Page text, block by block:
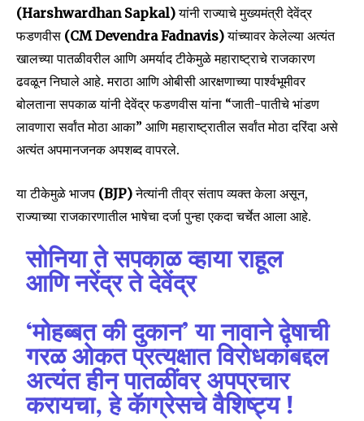
(Harshwardhan Sapkal)यांनी राज्याचे मुख्यमंत्री देवेंद्र
फडणवीस (CM Devendra Fadnavis)यांच्यावर केलेल्या अत्यंत
खालच्या पातळीवरील आणि अमर्याद टीकेमुळे महाराष्ट्राचे राजकारण
ढवळून निघाले आहे. मराठा आणि ओबीसी आरक्षणाच्या पार्श्वभूमीवर
बोलताना सपकाळ यांनी देवेंद्र फडणवीस यांना “जाती-पातीचे भांडण
लावणारा सर्वांत मोठा आका” आणि महाराष्ट्रातील सर्वांत मोठा दरिंदा असे
अत्यंत अपमानजनक अपशब्द वापरले.
या टीकेमुळे भाजप (BJP)नेत्यांनी तीव्र संताप व्यक्त केला असून,
राज्याच्या राजकारणातील भाषेचा दर्जा पुन्हा एकदा चर्चेत आला आहे.
सोनिया ते सपकाळ व्हाया राहूल
आणि नरेंद्र ते देवेंद्र
‘मोहब्बत की दुकान’ या नावाने द्वेषाची
गरळ ओकत प्रत्यक्षात विरोधकांबद्दल
अत्यंत हीन पातळींवर अपप्रचार
करायचा, हे कॅाग्रेसचे वैशिष्ट्य !